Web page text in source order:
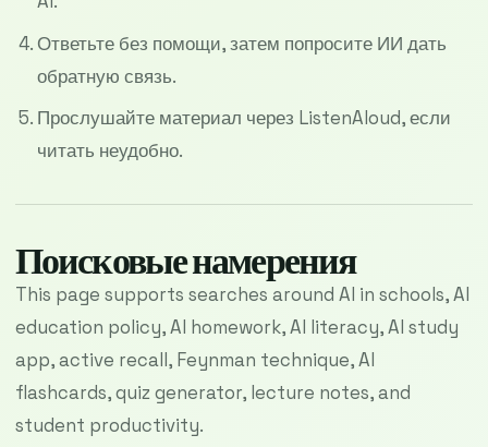
Ответьте без помощи, затем попросите ИИ дать
обратную связь.
Прослушайте материал через ListenAloud, если
читать неудобно.
Поисковые намерения
This page supports searches around AI in schools, AI
education policy, AI homework, AI literacy, AI study
app, active recall, Feynman technique, AI
flashcards, quiz generator, lecture notes, and
student productivity.